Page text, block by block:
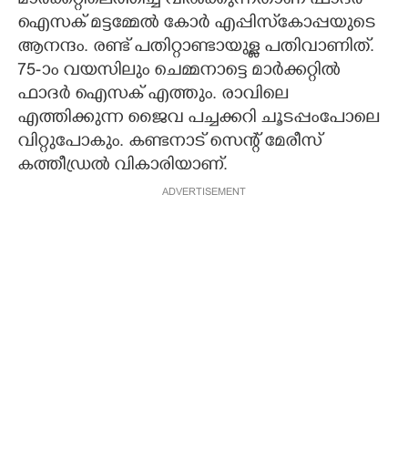
ഐസക് മട്ടമ്മേൽ കോർ എപ്പിസ്‌കോപ്പയുടെ
ആനന്ദം. രണ്ട് പതിറ്റാണ്ടായുള്ള പതിവാണിത്.
75-ാം വയസിലും ചെമ്മനാട്ടെ മാർക്കറ്റിൽ
ഫാദർ ഐസക് എത്തും. രാവിലെ
എത്തിക്കുന്ന ജൈവ പച്ചക്കറി ചൂടപ്പംപോലെ
വിറ്റുപോകും. കണ്ടനാട് സെന്റ് മേരീസ്
കത്തീഡ്രൽ വികാരിയാണ്.
ADVERTISEMENT